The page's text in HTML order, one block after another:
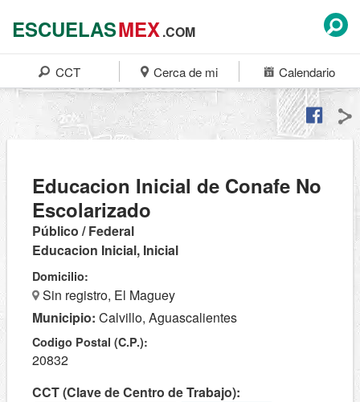
ESCUELASMEX.COM
CCT Cerca de mi Calendario
Educacion Inicial de Conafe No
Escolarizado
Público / Federal
Educacion Inicial, Inicial
Domicilio:
Sin registro, El Maguey
Municipio: Calvillo, Aguascalientes
Codigo Postal (C.P.):
20832
CCT (Clave de Centro de Trabajo):